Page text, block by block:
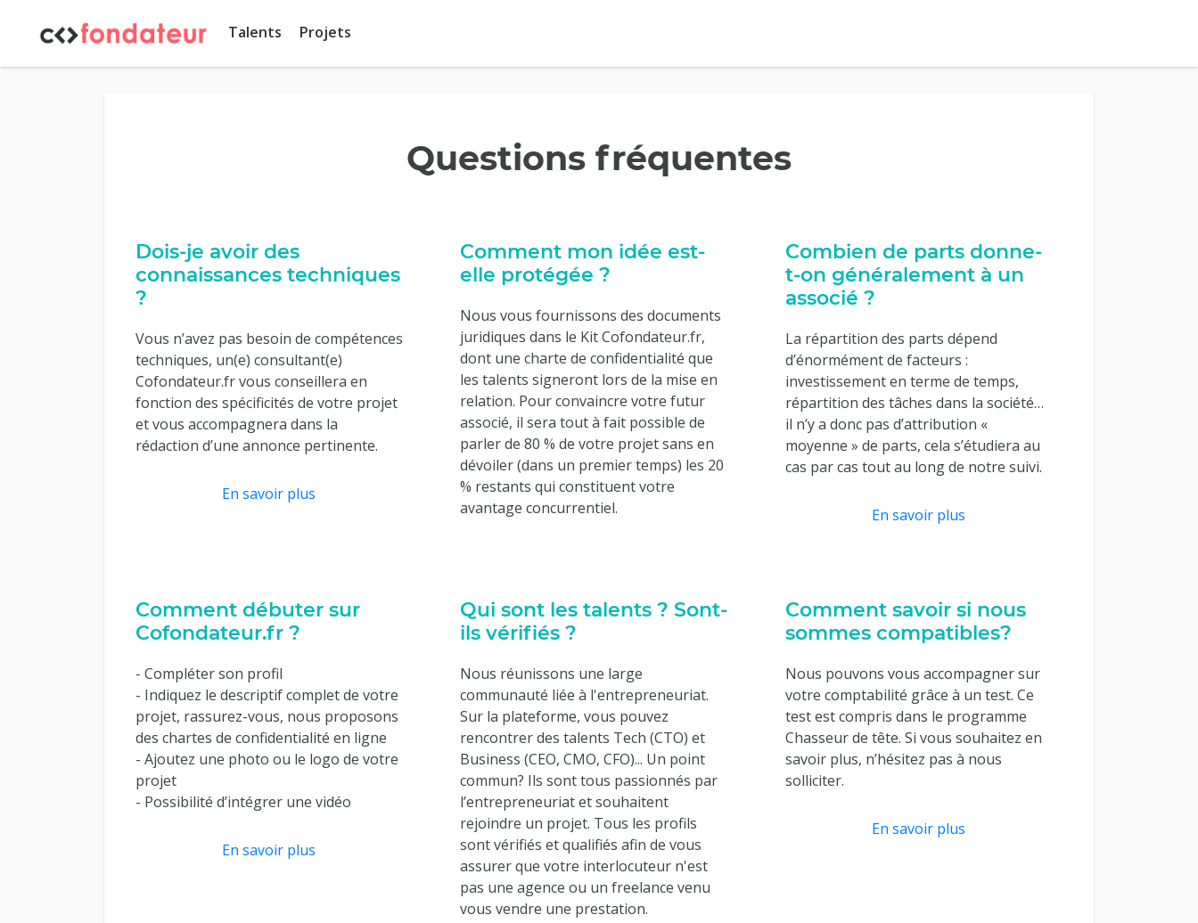
Talents Projets
Questions fréquentes
Dois-je avoir des
connaissances techniques
?
Vous n’avez pas besoin de compétences
techniques, un(e) consultant(e)
Cofondateur.fr vous conseillera en
fonction des spécificités de votre projet
et vous accompagnera dans la
rédaction d’une annonce pertinente.
En savoir plus
Comment mon idée est-
elle protégée ?
Nous vous fournissons des documents
juridiques dans le Kit Cofondateur.fr,
dont une charte de confidentialité que
les talents signeront lors de la mise en
relation. Pour convaincre votre futur
associé, il sera tout à fait possible de
parler de 80 % de votre projet sans en
dévoiler (dans un premier temps) les 20
% restants qui constituent votre
avantage concurrentiel.
Combien de parts donne-
t-on généralement à un
associé ?
La répartition des parts dépend
d’énormément de facteurs :
investissement en terme de temps,
répartition des tâches dans la société…
il n’y a donc pas d’attribution «
moyenne » de parts, cela s’étudiera au
cas par cas tout au long de notre suivi.
En savoir plus
Comment débuter sur
Cofondateur.fr ?
- Compléter son profil
- Indiquez le descriptif complet de votre
projet, rassurez-vous, nous proposons
des chartes de confidentialité en ligne
- Ajoutez une photo ou le logo de votre
projet
- Possibilité d’intégrer une vidéo
En savoir plus
Qui sont les talents ? Sont-
ils vérifiés ?
Nous réunissons une large
communauté liée à l'entrepreneuriat.
Sur la plateforme, vous pouvez
rencontrer des talents Tech (CTO) et
Business (CEO, CMO, CFO)... Un point
commun? Ils sont tous passionnés par
l’entrepreneuriat et souhaitent
rejoindre un projet. Tous les profils
sont vérifiés et qualifiés afin de vous
assurer que votre interlocuteur n'est
pas une agence ou un freelance venu
vous vendre une prestation.
Comment savoir si nous
sommes compatibles?
Nous pouvons vous accompagner sur
votre comptabilité grâce à un test. Ce
test est compris dans le programme
Chasseur de tête. Si vous souhaitez en
savoir plus, n’hésitez pas à nous
solliciter.
En savoir plus